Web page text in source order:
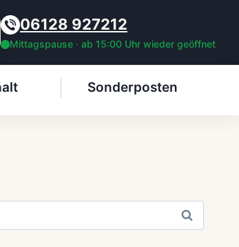
06128 927212
Mittagspause · ab 15:00 Uhr wieder geöffnet
Sonderposten